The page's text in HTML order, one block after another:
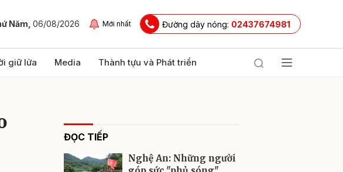
Năm, 06/08/2026 Mới nhất Đường dây nóng: 02437674981
giữ lửa Media Thành tựu và Phát triển
ĐỌC TIẾP
Nghệ An: Những người